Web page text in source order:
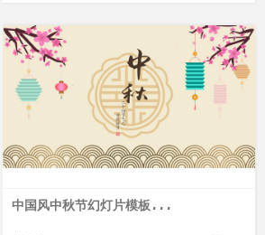
中国风中秋节幻灯片模板...